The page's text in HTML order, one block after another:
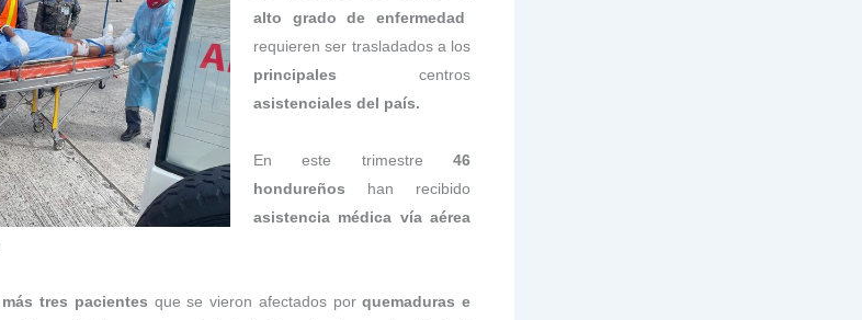
alto grado de enfermedad
requieren ser trasladados a los
principales centros
asistenciales del país.
En este trimestre 46
hondureños han recibido
asistencia médica vía aérea
más tres pacientes que se vieron afectados porquemaduras e